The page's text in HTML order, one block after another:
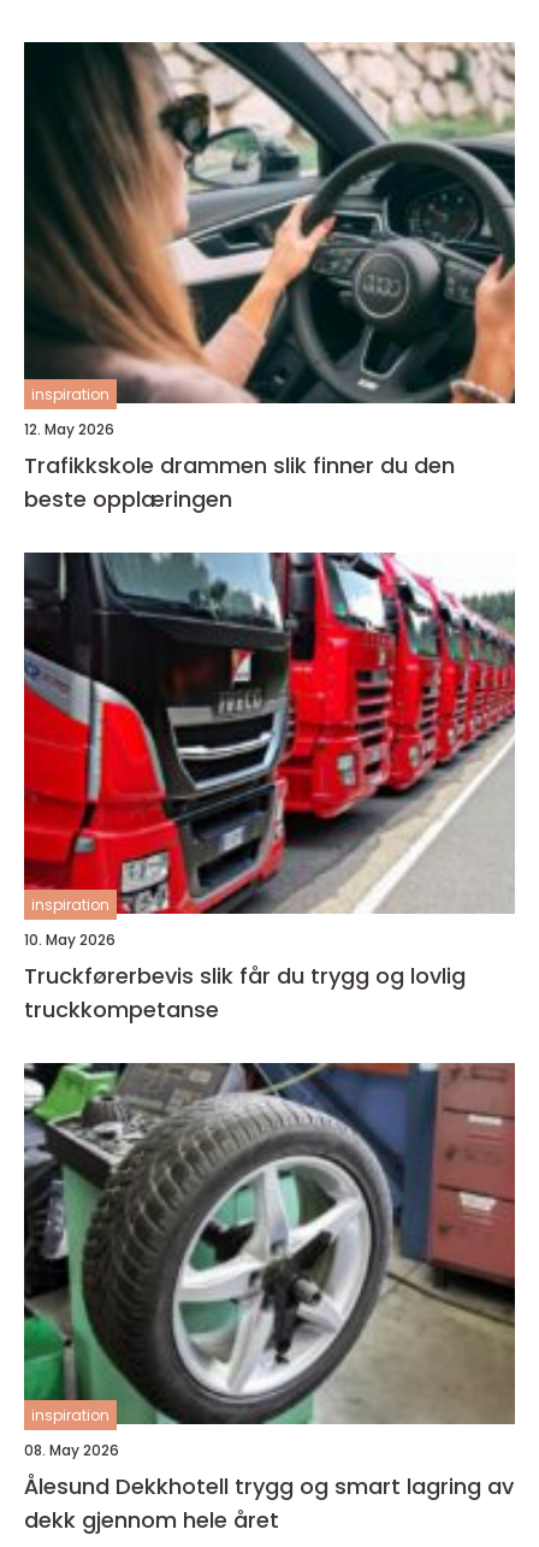
inspiration
12. May 2026
Trafikkskole drammen slik finner du den
beste opplæringen
inspiration
10. May 2026
Truckførerbevis slik får du trygg og lovlig
truckkompetanse
inspiration
08. May 2026
Ålesund Dekkhotell trygg og smart lagring av
dekk gjennom hele året